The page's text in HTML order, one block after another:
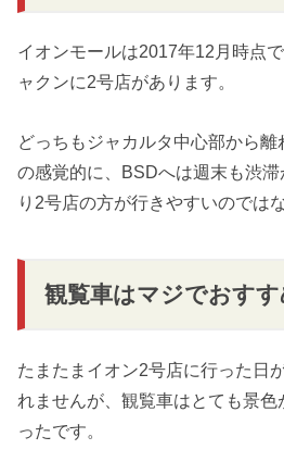
イオンモールは2017年12月時点
ャクンに2号店があります。
どっちもジャカルタ中心部から
の感覚的に、BSDへは週末も渋
り2号店の方が行きやすいのでは
観覧車はマジでおすす
たまたまイオン2号店に行った日
れませんが、観覧車はとても景
ったです。